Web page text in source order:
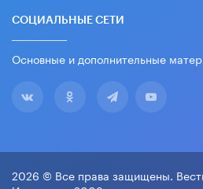
СОЦИАЛЬНЫЕ СЕТИ
Основные и дополнительные
2026 © Все права защищены.